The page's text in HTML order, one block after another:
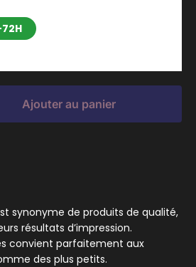
Ajouter au panier
synonyme de produits de qualité,
résultats d’impression.
convient parfaitement aux
des plus petits.